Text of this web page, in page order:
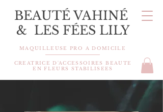
BEAUTÉ VAHINÉ
& LES FÉES LILY
MAQUILLEUSE PRO A DOMICILE
CREATRICE D'ACCESSOIRES BEAUTE
EN FLEURS STABILISEES